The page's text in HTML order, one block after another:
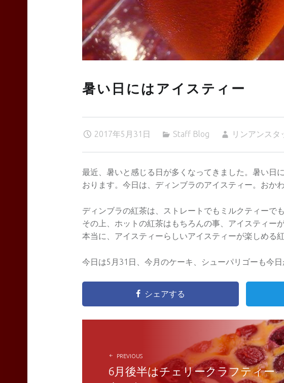
Liyn-
an
site
暑い日にはアイスティー
2017年5月31日 Staff Blog リンアンスタ
最近、暑いと感じる日が多くなってきました。暑い日
おります。今日は、ディンブラのアイスティー。おか
ディンブラの紅茶は、ストレートでもミルクティーで
その上、ホットの紅茶はもちろんの事、アイスティー
本当に、アイスティーらしいアイスティーが楽しめる紅
今日は5月31日、今月のケーキ、シューパリゴーも今日
シェアする
PREVIOUS
6月後半はチェリークラフティー